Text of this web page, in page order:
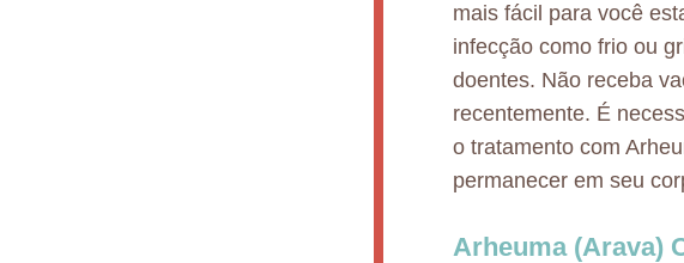
mais fácil para você
infecção como frio ou
doentes. Não receba
recentemente. É
o tratamento com
permanecer em seu
Arheuma (Arava)